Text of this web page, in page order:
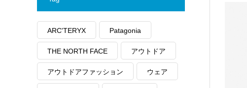
ARC'TERYX Patagonia
THE NORTH FACE アウトドア
アウトドアファッション ウェア